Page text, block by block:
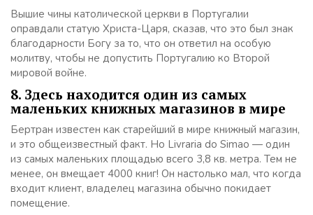
Вышие чины католической церкви в Португалии
оправдали статую Христа-Царя, сказав, что это был знак
благодарности Богу за то, что он ответил на особую
молитву, чтобы не допустить Португалию ко Второй
мировой войне.
8. Здесь находится один из самых
маленьких книжных магазинов в мире
Бертран известен как старейший в мире книжный магазин,
и это общеизвестный факт. Но Livraria do Simao — один
из самых маленьких площадью всего 3,8 кв. метра. Тем не
менее, он вмещает 4000 книг! Он настолько мал, что когда
входит клиент, владелец магазина обычно покидает
помещение.